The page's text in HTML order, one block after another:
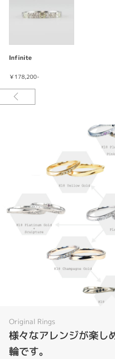
Infinite
￥178,200-
Original Rings
様々なアレンジが楽し
輪です。